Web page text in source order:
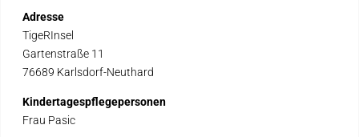
Adresse
TigeRInsel
Gartenstraße 11
76689 Karlsdorf-Neuthard
Kindertagespflegepersonen
Frau Pasic